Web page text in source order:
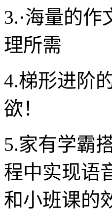
3.·海量的
理所需
4.梯形进阶
欲！
5.家有学霸
程中实现语
和小班课的